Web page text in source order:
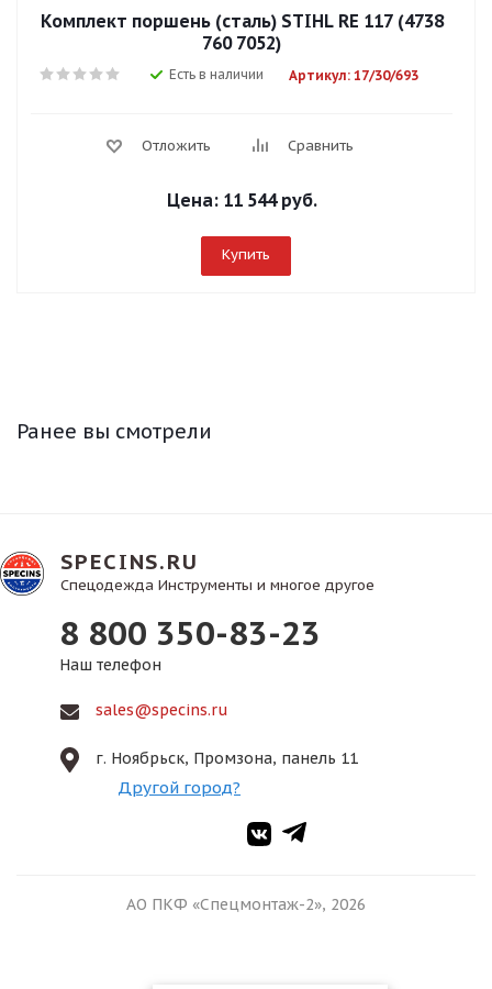
Комплект поршень (сталь) STIHL RE 117 (4738
760 7052)
Есть в наличии Артикул: 17/30/693
Отложить Сравнить
Цена: 11 544 руб.
Купить
Ранее вы смотрели
SPECINS.RU
Спецодежда Инструменты и многое другое
8 800 350-83-23
Наш телефон
sales@specins.ru
г. Ноябрьск, Промзона, панель 11
Другой город?
АО ПКФ «Спецмонтаж-2», 2026